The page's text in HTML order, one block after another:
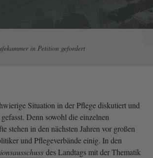
in Petition gefordert
Situation in der Pflege diskutiert und
Denn sowohl die einzelnen
stehen in den nächsten Jahren vor großen
und Pflegeverbände einig. In den
des Landtags mit der Thematik